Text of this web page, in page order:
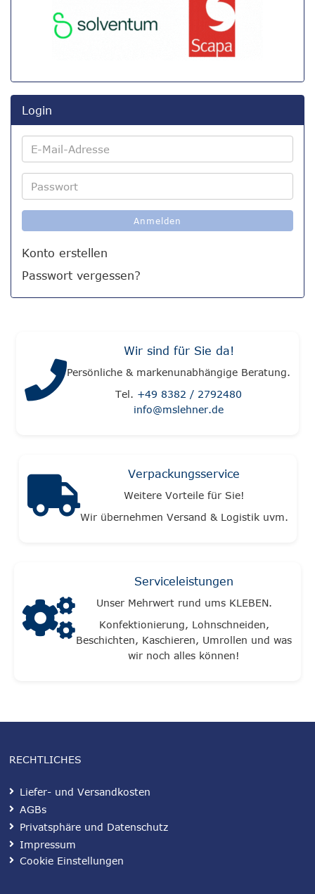
Login
E-
Mail-
Passwort
Anmelden
Konto erstellen
Passwort vergessen?
Wir sind für Sie da!
Persönliche & markenunabhängige Beratung.
Tel. +49 8382 / 2792480
info@mslehner.de
Verpackungsservice
Weitere Vorteile für Sie!
Wir übernehmen Versand & Logistik uvm.
Serviceleistungen
Unser Mehrwert rund ums KLEBEN.
Konfektionierung, Lohnschneiden,
Beschichten, Kaschieren, Umrollen und was
wir noch alles können!
RECHTLICHES
Liefer- und Versandkosten
AGBs
Privatsphäre und Datenschutz
Impressum
Cookie Einstellungen